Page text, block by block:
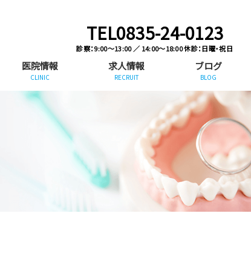
TEL0835-24-0123
診察：9:00〜13:00 ／ 14:00〜18:00 休診：日曜・祝日
医院情報
CLINIC
求人情報
RECRUIT
ブログ
BLOG